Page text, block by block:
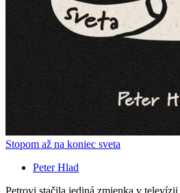
Stopom až na koniec sveta
Peter Hlad
Petrovi stačila jediná zmienka v